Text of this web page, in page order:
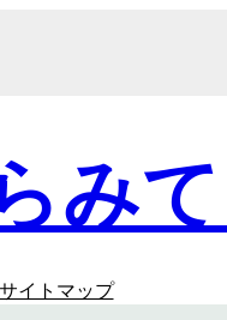
みて
イトマップ